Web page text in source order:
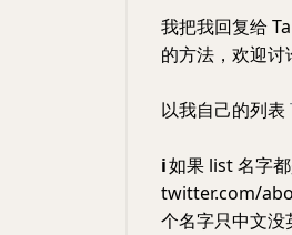
我把我回复给
的方法，欢迎讨
以我自己的列表
ℹ️如果 list 名字
twitter.com/
个名字只中文